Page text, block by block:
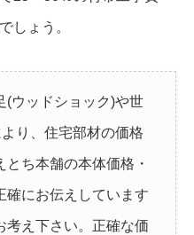
しょう。
ウッドショック)や世
り、住宅部材の価格
ち本舗の本体価格・
確にお伝えしています
考え下さい。正確な価